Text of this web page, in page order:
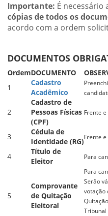
Importante: É necessário
cópias de todos os
acordo com a ordem
DOCUMENTOS
OrdemDOCUMENTO
1
Cadastro
Acadêmico
2
Cadastro de
Pessoas Físicas
(CPF)
Frente e
3
Cédula de
Identidade (RG)Frente e
4
Título de
Eleitor
Para
5
Comprovante
de Quitação
Eleitoral
Para
Serão
votação
Tribunal